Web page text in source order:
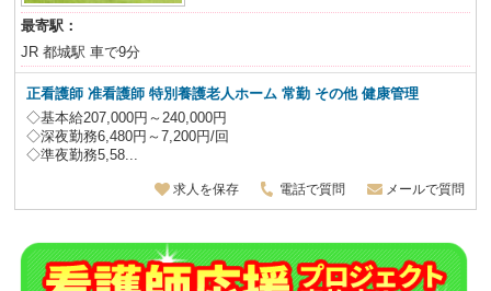
最寄駅：
JR 都城駅 車で9分
正看護師 准看護師 特別養護老人ホーム 常勤 その他 健康管理
◇基本給207,000円～240,000円
◇深夜勤務6,480円～7,200円/回
◇準夜勤務5,58...
求人を保存 電話で質問 メールで質問